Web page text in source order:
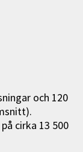
och 120
cirka 13 500